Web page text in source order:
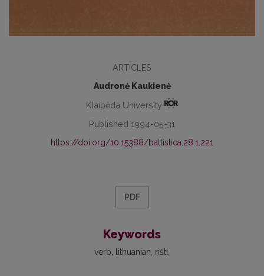
ARTICLES
Audronė Kaukienė
Klaipėda University
Published 1994-05-31
https://doi.org/10.15388/baltistica.28.1.221
PDF
Keywords
verb lithuanian rišti